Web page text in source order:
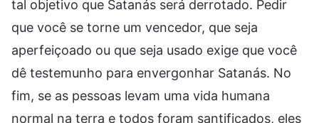
tal objetivo que Satanás será derrotado. Pedir
que você se torne um vencedor, que seja
aperfeiçoado ou que seja usado exige que você
dê testemunho para envergonhar Satanás. No
fim, se as pessoas levam uma vida humana
normal na terra e todos foram santificados, eles